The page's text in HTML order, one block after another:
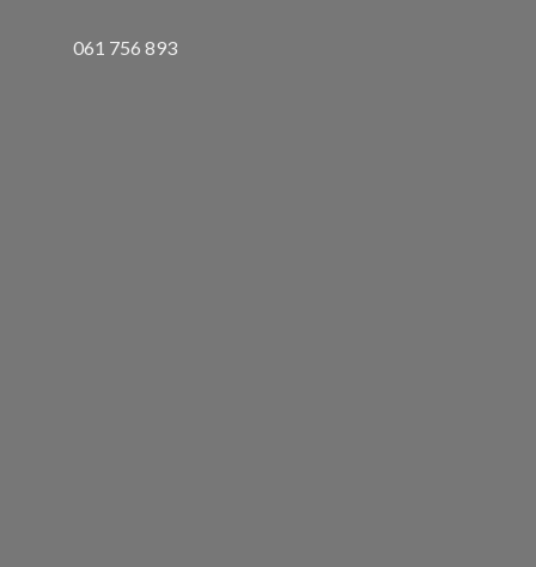
061 756 893